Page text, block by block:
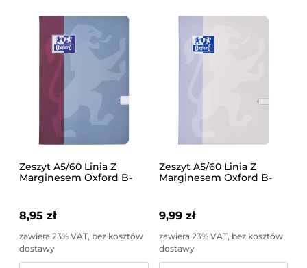
Zeszyt A5/60 Linia Z
Marginesem Oxford B-
8,95 zł
zawiera 23% VAT, bez kosztów
dostawy
Zeszyt A5/60 Linia Z
Marginesem Oxford B-
9,99 zł
zawiera 23% VAT, bez kosztów
dostawy